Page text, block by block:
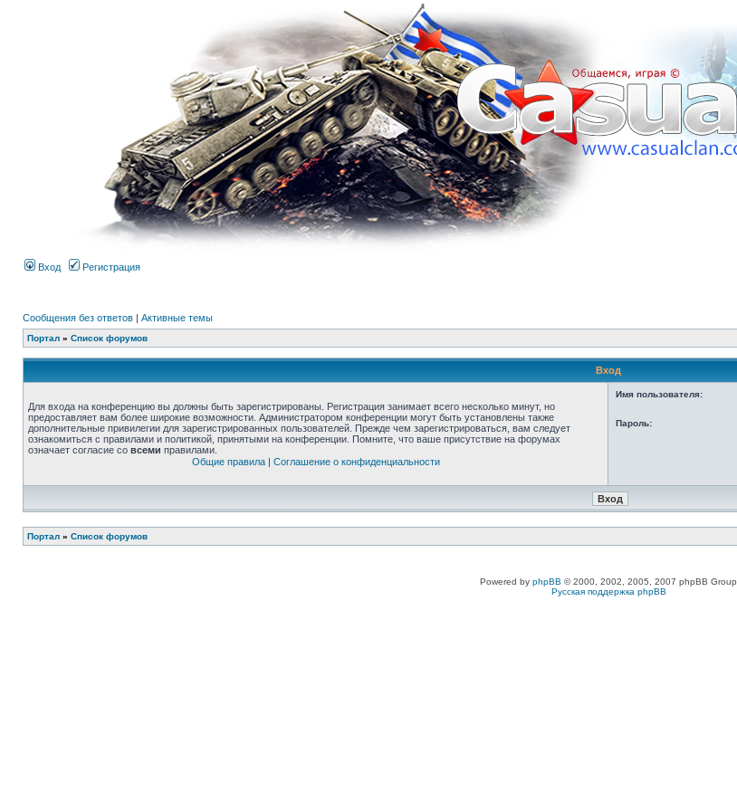
Вход Регистрация
Сообщения без ответов | Активные темы
Портал » Список форумов
Вход
Для входа на конференцию вы должны быть зарегистрированы. Регистрация занимает всего несколько минут, но
предоставляет вам более широкие возможности. Администратором конференции могут быть установлены также
дополнительные привилегии для зарегистрированных пользователей. Прежде чем зарегистрироваться, вам следует
ознакомиться с правилами и политикой, принятыми на конференции. Помните, что ваше присутствие на форумах
означает согласие со всеми правилами.
Общие правила| Соглашение о конфиденциальности
Имя пользователя:
Пароль:
Портал » Список форумов
Powered by phpBB © 2000, 2002, 2005, 2007 phpBB Group
Русская поддержка phpBB